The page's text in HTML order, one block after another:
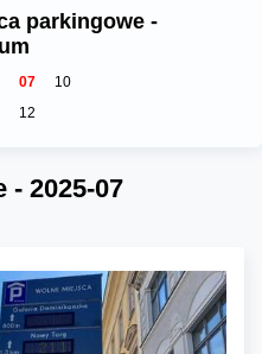
parkingowe -
07
10
12
- 2025-07